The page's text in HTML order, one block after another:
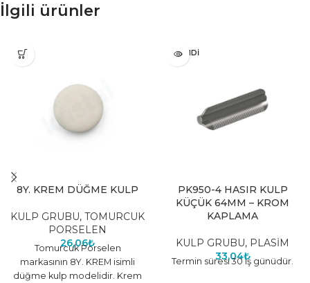
İlgili ürünler
8Y. KREM DÜĞME KULP
KULP GRUBU, TOMURCUK
PORSELEN
26,06₺
Tomurcuk Porselen
markasının 8Y. KREM isimli
düğme kulp modelidir. Krem
TÜKENDI
PK950-4 HASIR KULP
KÜÇÜK 64MM – KROM
KAPLAMA
KULP GRUBU, PLASİM
33,04₺
Termin süresi 30 iş günüdür.